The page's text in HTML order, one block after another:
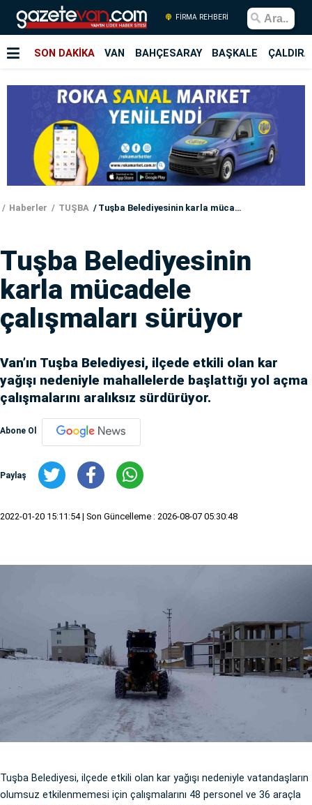
FİRMA REHBERİ
SON DAKİKA VAN BAHÇESARAY BAŞKALE
Haberler TUŞBA Tuşba Belediyesinin karla mücadele çalışmaları sürüyor
Tuşba Belediyesinin
karla mücadele
çalışmaları sürüyor
Van’ın Tuşba Belediyesi, ilçede etkili olan kar
yağışı nedeniyle mahallelerde başlattığı yol açma
çalışmalarını aralıksız sürdürüyor.
Abone Ol
Paylaş
2022-01-20 15:11:54 | Son Güncelleme : 2026-08-07 05:30:48
Tuşba Belediyesi, ilçede etkili olan kar yağışı nedeniyle vatandaşların
olumsuz etkilenmemesi için çalışmalarını 48 personel ve 36 araçla